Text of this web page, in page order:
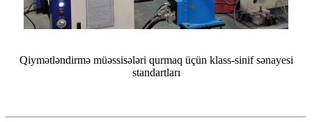
Qiymətləndirmə müəssisələri qurmaq üçün klass-sinif sənayesi
standartları